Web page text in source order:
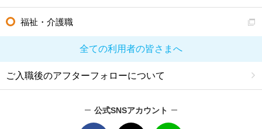
福祉・介護職
全ての利用者の皆さまへ
ご入職後のアフターフォローについて
公式SNSアカウント